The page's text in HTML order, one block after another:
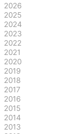
2026
2025
2024
2023
2022
2021
2020
2019
2018
2017
2016
2015
2014
2013